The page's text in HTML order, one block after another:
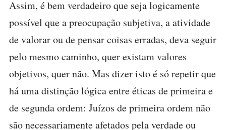
Assim, é bem verdadeiro que seja logicamente
possível que a preocupação subjetiva, a atividade
de valorar ou de pensar coisas erradas, deva seguir
pelo mesmo caminho, quer existam valores
objetivos, quer não. Mas dizer isto é só repetir que
há uma distinção lógica entre éticas de primeira e
de segunda ordem: Juízos de primeira ordem não
são necessariamente afetados pela verdade ou